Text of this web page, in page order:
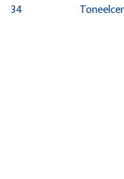
34